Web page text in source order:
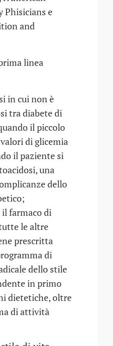
Phisicians e
and
linea
in cui non è
tra diabete di
il piccolo
di glicemia
il paziente si
una
dello
il farmaco di
le altre
prescritta
di
dello stile
in primo
dietetiche, oltre
di attività